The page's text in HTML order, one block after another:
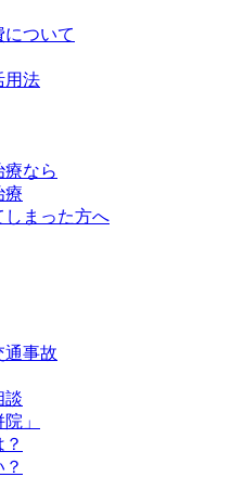
ついて
用法
療なら
療
しまった方へ
通事故
談
」